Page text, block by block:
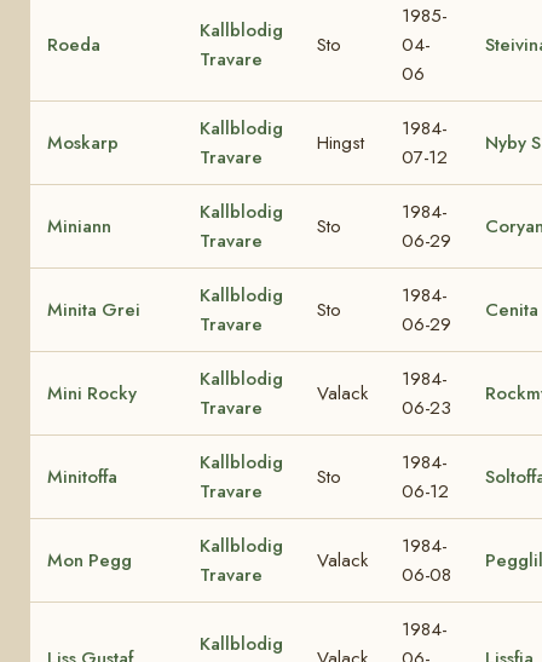
Roeda
Kallblodig
Travare
Sto
1985-
04-
06
Moskarp
Kallblodig
Travare
Hingst
1984-
07-12
Nyby
Miniann
Kallblodig
Travare
Sto
1984-
06-29
Minita Grei
Kallblodig
Travare
Sto
1984-
06-29
Mini Rocky
Kallblodig
Travare
Valack
1984-
06-23
Minitoffa
Kallblodig
Travare
Sto
1984-
06-12
Mon Pegg
Kallblodig
Travare
Valack
1984-
06-08
Kallblodig
1984-